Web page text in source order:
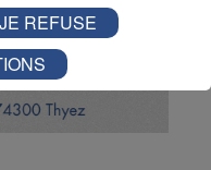
JE REFUSE